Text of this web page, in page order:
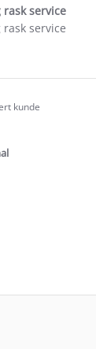
rask service
rask service
kunde